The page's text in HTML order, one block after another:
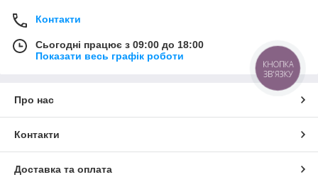
Контакти
Сьогодні працює з 09:00 до 18:00
Показати весь графік роботи
Про нас
Контакти
Доставка та оплата
КНОПКА
ЗВ'ЯЗКУ